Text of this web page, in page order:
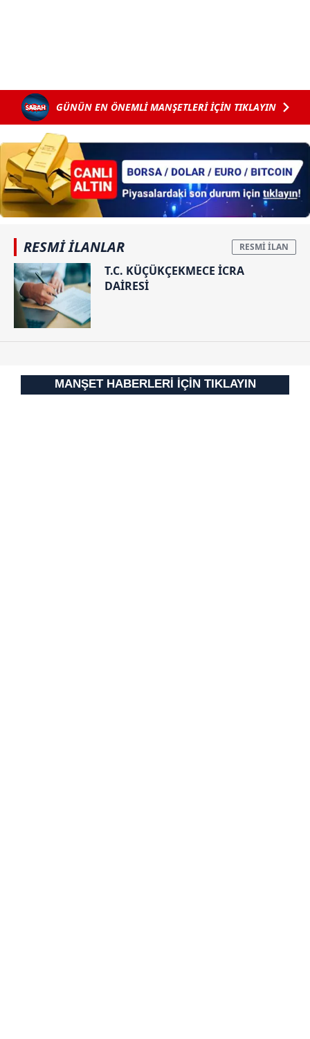
GÜNÜN EN ÖNEMLİ MANŞETLERİ İÇİN TIKLAYIN
RESMİ İLANLAR
T.C. KÜÇÜKÇEKMECE İCRA
DAİRESİ
MANŞET HABERLERİ İÇİN TIKLAYIN